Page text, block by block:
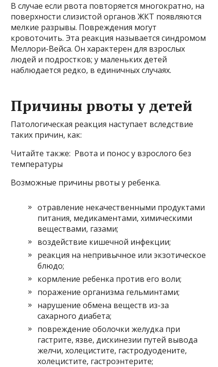
В случае если рвота повторяется многократно, на
поверхности слизистой органов ЖКТ появляются
мелкие разрывы. Повреждения могут
кровоточить. Эта реакция называется синдромом
Меллори-Вейса. Он характерен для взрослых
людей и подростков; у маленьких детей
наблюдается редко, в единичных случаях.
Причины рвоты у детей
Патологическая реакция наступает вследствие
таких причин, как:
Читайте также: Рвота и понос у взрослого без
температуры
Возможные причины рвоты у ребенка.
отравление некачественными продуктами
питания, медикаментами, химическими
веществами, газами;
воздействие кишечной инфекции;
реакция на непривычное или экзотическое
блюдо;
кормление ребенка против его воли;
поражение организма гельминтами;
нарушение обмена веществ из-за
сахарного диабета;
повреждение оболочки желудка при
гастрите, язве, дискинезии путей вывода
желчи, холецистите, гастродуодените,
холецистите, гастроэнтерите;